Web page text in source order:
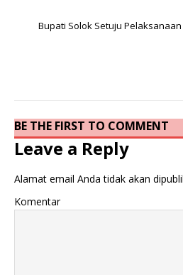
Bupati Solok Setuju Pelaksanaan
BE THE FIRST TO COMMENT
Leave a Reply
Alamat email Anda tidak akan
Komentar